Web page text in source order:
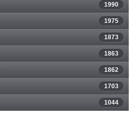
1990
1975
1873
1863
1862
1703
1044